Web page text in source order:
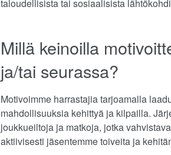
taloudellisista tai sosiaalisista
Millä keinoilla
ja/tai seurassa?
Motivoimme harrastajia tarjoamalla
mahdollisuuksia kehittyä ja kilpailla.
joukkueiltoja ja matkoja, jotka
aktiivisesti jäsentemme toiveita ja